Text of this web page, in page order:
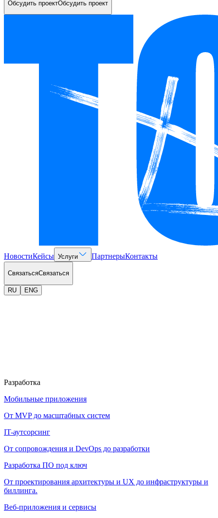
Обсудить проектОбсудить проект
НовостиКейсы Услуги ПартнерыКонтакты
СвязатьсяСвязаться
RU ENG
Разработка
Мобильные приложения
От MVP до масштабных систем
IT-аутсорсинг
От сопровождения и DevOps до разработки
Разработка ПО под ключ
От проектирования архитектуры и UX до инфраструктуры и
биллинга.
Веб-приложения и сервисы